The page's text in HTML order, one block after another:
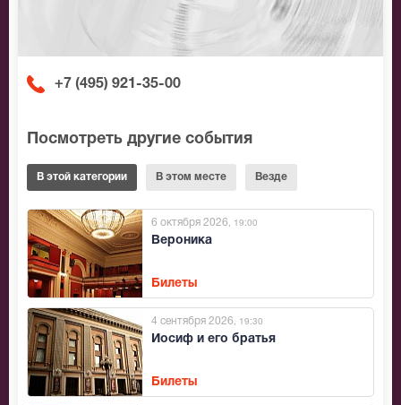
+7 (495) 921-35-00
Посмотреть другие события
В этой категории В этом месте Везде
Вероника
6 октября 2026 , 19:00
Билеты
Иосиф и его братья
4 сентября 2026 , 19:30
Билеты